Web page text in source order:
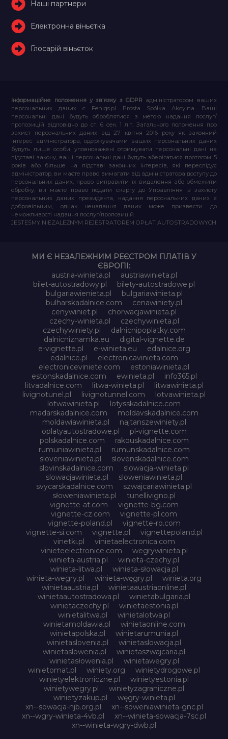
Наші партнери
Електронна віньєтка
Глосарій віньєток
Інформаційне положення у зв’язку з GDPR адміністратором ваших
персональних даних є Feniqs.pl Prosta Spółka Akcyjna. Ваші
персональні дані будуть оброблятися з метою надання послуг/
пропозицій відповідно до ст. 6 сек. 1 літ. Загального положення про
захист персональних даних від 27 квітня 2016 року як законний
інтерес адміністратора, одержувачами ваших персональних даних
будуть лише особи, уповноважені отримувати персональні дані на
підставі закону, ваші персональні дані будуть зберігатися протягом 5
років або більше на підставі законних інтересів, які переслідує
адміністратор, ви маєте право вимагати від адміністратора доступу до
персональних даних, право виправити їх видалення або обмежити
обробку, ви маєте право подати скаргу до Управління із захисту
персональних даних президента, надання персональних даних є
добровільним, однак ненадання даних може призвести до
неможливості надання послуг/пропозицій.
JESTEŚMY NIEZALEŻNYM REJESTRATOREM OPŁAT AUTOSTRADOWYCH
МИ Є НЕЗАЛЕЖНИМ РЕЄСТРОМ ПЛАТІВ У
ЄВРОПІ:
austria-winieta.pl
austriawinieta.pl
bilet-autostradowy.pl
bilety-autostradowe.pl
bulgariawienieta.pl
bulgariawinieta.pl
bulharskadalnice.com
cenawiniety.pl
cenywiniet.pl
chorwacjawinieta.pl
czechy-winieta.pl
czechywinieta.pl
czechywiniety.pl
dalnicnipoplatky.com
dalnicniznamka.eu
digital-vignette.de
e-vignette.pl
e-winieta.eu
edalnice.org
edalnice.pl
electronicavinieta.com
electroniceviniete.com
estoniawinieta.pl
estonskadalnice.com
ewinieta.pl
info365.pl
litvadalnice.com
litwa-winieta.pl
litwawinieta.pl
livignotunel.pl
livignotunnel.com
lotvawinieta.pl
lotwawinieta.pl
lotysskadalnice.com
madarskadalnice.com
moldavskadalnice.com
moldawiawinieta.pl
najtanszewiniety.pl
oplatyautostradowe.pl
pl-vignette.com
polskadalnice.com
rakouskadalnice.com
rumuniawinieta.pl
rumunskadalnice.com
sloveniawinieta.pl
slovenskadalnice.com
slovinskadalnice.com
slowacja-winieta.pl
slowacjawinieta.pl
sloweniawinieta.pl
svycarskadalnice.com
szwajcariawinieta.pl
słoweniawinieta.pl
tunellivigno.pl
vignette-at.com
vignette-bg.com
vignette-cz.com
vignette-pl.com
vignette-poland.pl
vignette-ro.com
vignette-si.com
vignette.pl
vignettepoland.pl
vinetki.pl
vinietaelectronica.com
vinieteelectronice.com
wegrywinieta.pl
winieta-austria.pl
winieta-czechy.pl
winieta-litwa.pl
winieta-słowacja.pl
winieta-wegry.pl
winieta-węgry.pl
winieta.org
winietaaustria.pl
winietaaustriaonline.pl
winietaautostradowa.pl
winietabulgaria.pl
winietaczechy.pl
winietaestonia.pl
winietalitwa.pl
winietalotwa.pl
winietamoldawia.pl
winietaonline.com
winietapolska.pl
winietarumunia.pl
winietaslovenia.pl
winietaslowacja.pl
winietaslowenia.pl
winietaszwajcaria.pl
winietasłowenia.pl
winietawegry.pl
winietomat.pl
winiety.org
winietydrogowe.pl
winietyelektroniczne.pl
winietyestonia.pl
winietywegry.pl
winietyzagraniczne.pl
winietyzakup.pl
węgry-winieta.pl
xn--sowacja-njb.org.pl
xn--soweniawinieta-gnc.pl
xn--wgry-winieta-4vb.pl
xn--winieta-sowacja-7sc.pl
xn--winieta-wgry-dwb.pl